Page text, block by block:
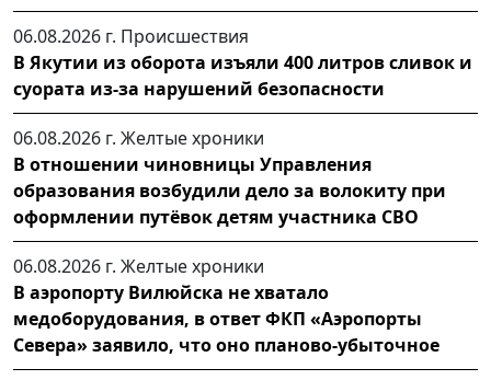
06.08.2026 г. Происшествия
В Якутии из оборота изъяли 400 литров сливок и
суората из-за нарушений безопасности
06.08.2026 г. Желтые хроники
В отношении чиновницы Управления
образования возбудили дело за волокиту при
оформлении путёвок детям участника СВО
06.08.2026 г. Желтые хроники
В аэропорту Вилюйска не хватало
медоборудования, в ответ ФКП «Аэропорты
Севера» заявило, что оно планово-убыточное